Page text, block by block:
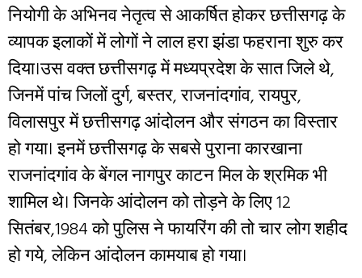
नियोगी के अभिनव नेतृत्व से आकर्षित होकर छत्तीसगढ़ के
व्यापक इलाकों में लोगों ने लाल हरा झंडा फहराना शुरु कर
दिया।उस वक्त छत्तीसगढ़ में मध्यप्रदेश के सात जिले थे,
जिनमें पांच जिलों दुर्ग, बस्तर, राजनांदगांव, रायपुर,
विलासपुर में छत्तीसगढ़ आंदोलन और संगठन का विस्तार
हो गया। इनमें छत्तीसगढ़ के सबसे पुराना कारखाना
राजनांदगांव के बेंगल नागपुर काटन मिल के श्रमिक भी
शामिल थे। जिनके आंदोलन को तोड़ने के लिए 12
सितंबर,1984 को पुलिस ने फायरिंग की तो चार लोग शहीद
हो गये, लेकिन आंदोलन कामयाब हो गया।